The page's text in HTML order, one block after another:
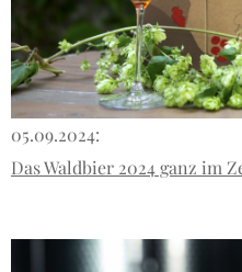
05.09.2024:
Das Waldbier 2024 ganz im